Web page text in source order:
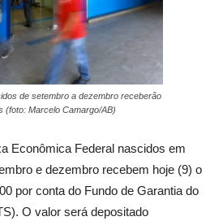
de setembro a dezembro receberão
(foto: Marcelo Camargo/AB)
Econômica Federal nascidos em
e dezembro recebem hoje (9) o
por conta do Fundo de Garantia do
O valor será depositado